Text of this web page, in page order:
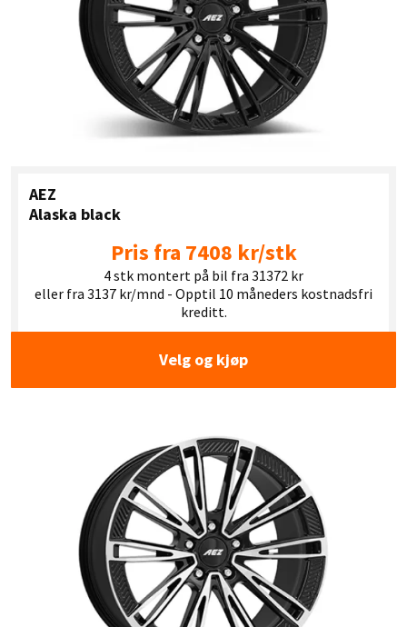
AEZ
Alaska black
Pris fra 7408 kr/stk
4 stk montert på bil fra 31372 kr
eller fra 3137 kr/mnd - Opptil 10 måneders kostnadsfri
kreditt.
Velg og kjøp